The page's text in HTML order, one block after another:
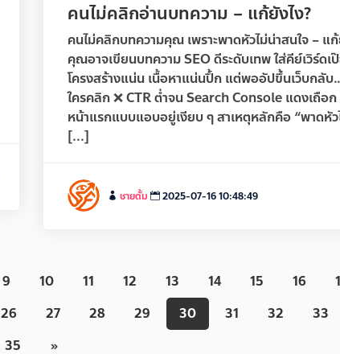
คนไม่คลิกอ่านบทความ – แก้ยังไง?
คนไม่คลิกบทความคุณ เพราะพาดหัวไม่น่าสนใจ – แก้
คุณอาจเขียนบทความ SEO ดีระดับเทพ ใส่คีย์เวิร์ดเ
โครงสร้างแน่น เนื้อหาแน่นปึ้ก แต่พออัปขึ้นเว็บกลับ
ใครคลิก ❌ CTR ต่ำจน Search Console แดงเถือก
หน้าแรกแบบแอบอยู่เงียบ ๆ สาเหตุหลักคือ “พาดหั
[...]
ชายตั้ม 2025-07-16 10:48:49
9 10 11 12 13 14 15 16
26 27 28 29 30 31 32
33
35
»